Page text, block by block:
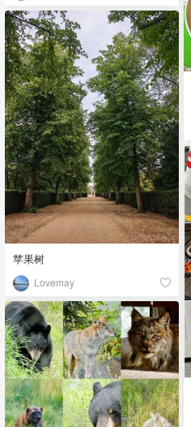
苹果树
Lovemay